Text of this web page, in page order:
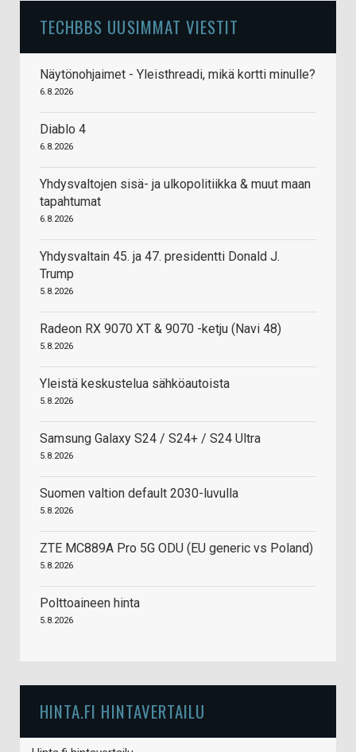
TECHBBS UUSIMMAT VIESTIT
Näytönohjaimet - Yleisthreadi, mikä kortti minulle?
6.8.2026
Diablo 4
6.8.2026
Yhdysvaltojen sisä- ja ulkopolitiikka & muut maan
tapahtumat
6.8.2026
Yhdysvaltain 45. ja 47. presidentti Donald J.
Trump
5.8.2026
Radeon RX 9070 XT & 9070 -ketju (Navi 48)
5.8.2026
Yleistä keskustelua sähköautoista
5.8.2026
Samsung Galaxy S24 / S24+ / S24 Ultra
5.8.2026
Suomen valtion default 2030-luvulla
5.8.2026
ZTE MC889A Pro 5G ODU (EU generic vs Poland)
5.8.2026
Polttoaineen hinta
5.8.2026
HINTA.FI HINTAVERTAILU